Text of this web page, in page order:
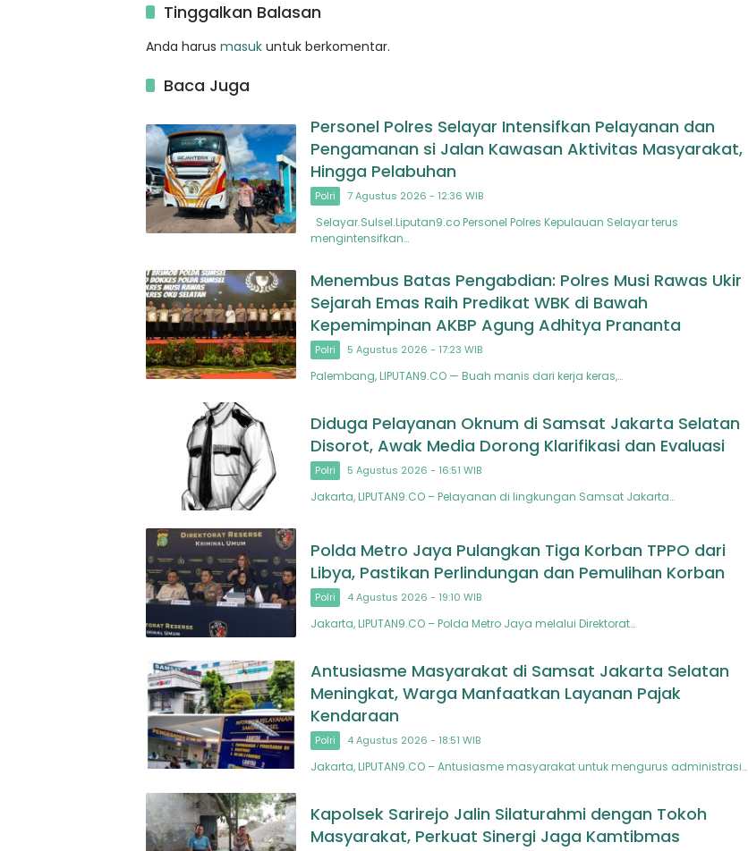
Tinggalkan Balasan
Anda harus masuk untuk berkomentar.
Baca Juga
Personel Polres Selayar Intensifkan Pelayanan dan
Pengamanan si Jalan Kawasan Aktivitas Masyarakat,
Hingga Pelabuhan
Polri 7 Agustus 2026 - 12:36 WIB
Selayar.Sulsel.Liputan9.co Personel Polres Kepulauan Selayar terus
mengintensifkan…
Menembus Batas Pengabdian: Polres Musi Rawas Ukir
Sejarah Emas Raih Predikat WBK di Bawah
Kepemimpinan AKBP Agung Adhitya Prananta
Polri 5 Agustus 2026 - 17:23 WIB
Palembang, LIPUTAN9.CO — Buah manis dari kerja keras,…
Diduga Pelayanan Oknum di Samsat Jakarta Selatan
Disorot, Awak Media Dorong Klarifikasi dan Evaluasi
Polri 5 Agustus 2026 - 16:51 WIB
Jakarta, LIPUTAN9.CO – Pelayanan di lingkungan Samsat Jakarta…
Polda Metro Jaya Pulangkan Tiga Korban TPPO dari
Libya, Pastikan Perlindungan dan Pemulihan Korban
Polri 4 Agustus 2026 - 19:10 WIB
Jakarta, LIPUTAN9.CO – Polda Metro Jaya melalui Direktorat…
Antusiasme Masyarakat di Samsat Jakarta Selatan
Meningkat, Warga Manfaatkan Layanan Pajak
Kendaraan
Polri 4 Agustus 2026 - 18:51 WIB
Jakarta, LIPUTAN9.CO – Antusiasme masyarakat untuk mengurus administrasi…
Kapolsek Sarirejo Jalin Silaturahmi dengan Tokoh
Masyarakat, Perkuat Sinergi Jaga Kamtibmas